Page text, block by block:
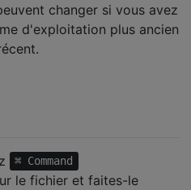
changer si vous avez
d'exploitation plus ancien
⌘ Command
le fichier et faites-le